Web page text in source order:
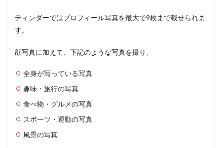
ティンダーではプロフィール写真を最大で9枚まで載せられま
す。
顔写真に加えて、下記のような写真を撮り、
全身が写っている写真
趣味・旅行の写真
食べ物・グルメの写真
スポーツ・運動の写真
風景の写真